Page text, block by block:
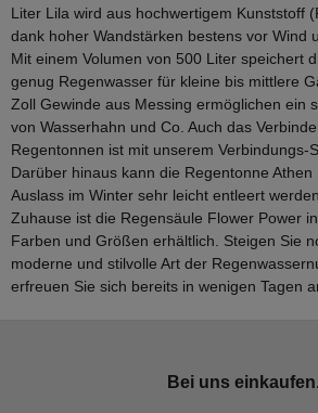
Liter Lila wird aus hochwertigem Kunststoff
dank hoher Wandstärken bestens vor Wind
Mit einem Volumen von 500 Liter speichert
genug Regenwasser für kleine bis mittlere
Zoll Gewinde aus Messing ermöglichen ein
von Wasserhahn und Co. Auch das
Regentonnen ist mit unserem Verbindungs-
Darüber hinaus kann die Regentonne Athen
Auslass im Winter sehr leicht entleert
Zuhause ist die Regensäule Flower Power
Farben und Größen erhältlich. Steigen Sie
moderne und stilvolle Art der
erfreuen Sie sich bereits in wenigen Tagen
Bei uns